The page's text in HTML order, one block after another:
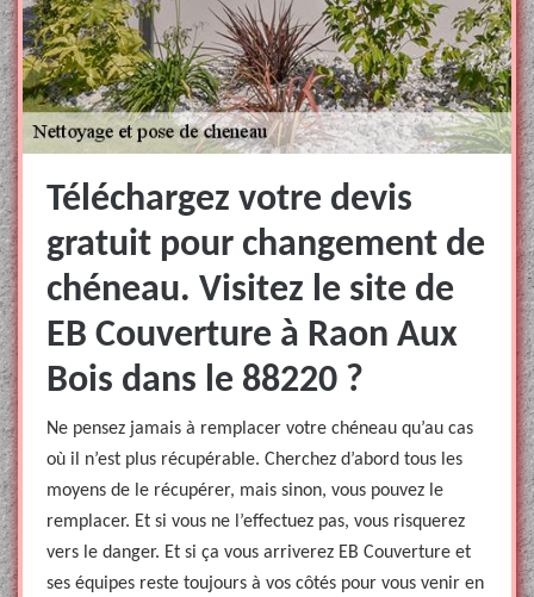
Téléchargez votre devis
gratuit pour changement de
chéneau. Visitez le site de
EB Couverture à Raon Aux
Bois dans le 88220 ?
Ne pensez jamais à remplacer votre chéneau qu’au cas
où il n’est plus récupérable. Cherchez d’abord tous les
moyens de le récupérer, mais sinon, vous pouvez le
remplacer. Et si vous ne l’effectuez pas, vous risquerez
vers le danger. Et si ça vous arriverez EB Couverture et
ses équipes reste toujours à vos côtés pour vous venir en